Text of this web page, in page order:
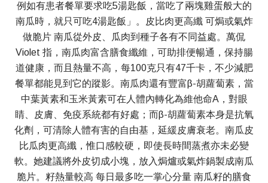
例如有患者餐單要求吃5湯匙飯，當吃了兩塊雞蛋般大的
南瓜時，就只可吃4湯匙飯」。皮比肉更高纖 可焗或氣炸
做脆片 南瓜從外皮、瓜肉到種子各有不同益處。萬侃
Violet 指，南瓜肉富含膳食纖維，可助排便暢通，保持腸
道健康，而且熱量不高，每100克只有47千卡，不少減肥
餐單都能見到它的蹤影。南瓜肉還有豐富β-胡蘿蔔素，當
中葉黃素和玉米黃素可在人體內轉化為維他命A，對眼
睛、皮膚、免疫系統都有好處；而β-胡蘿蔔素本身是抗氧
化劑，可清除人體有害的自由基，延緩皮膚衰老。南瓜皮
比瓜肉更高纖，惟口感較硬，即使長時間蒸煮亦未必變
軟。她建議將外皮切成小塊，放入焗爐或氣炸鍋製成南瓜
脆片。籽熱量較高 每日最多吃一掌心分量 南瓜籽的膳食